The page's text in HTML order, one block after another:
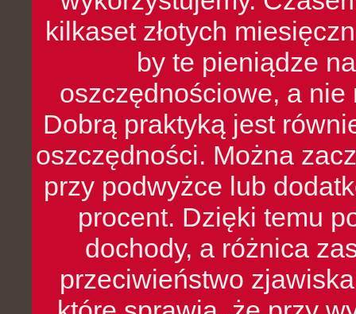
kilkaset złotych
by te pieniądze
oszczędnościowe, a nie
Dobrą praktyką jest
oszczędności. Można
przy podwyżce lub
procent. Dzięki temu
dochody, a różnica
przeciwieństwo